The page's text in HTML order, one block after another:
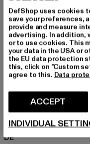
qui allie confort et
Marque: Starter Black
Catégorie: Vêtements
Couleur: schwarz
Couleur du fabricant:
Composition du
Art.Nr: ST375-00007
Fabricant: TB
Dr.-Robert-Murjahn-
DE
DefShop uses cookies
save your preferences,
provide and measure
advertising. In addition,
or to use cookies. This
your data in the USA or
the EU data protection
this, click on "Custom
agree to this. Data
ACCEPT
INDIVIDUAL